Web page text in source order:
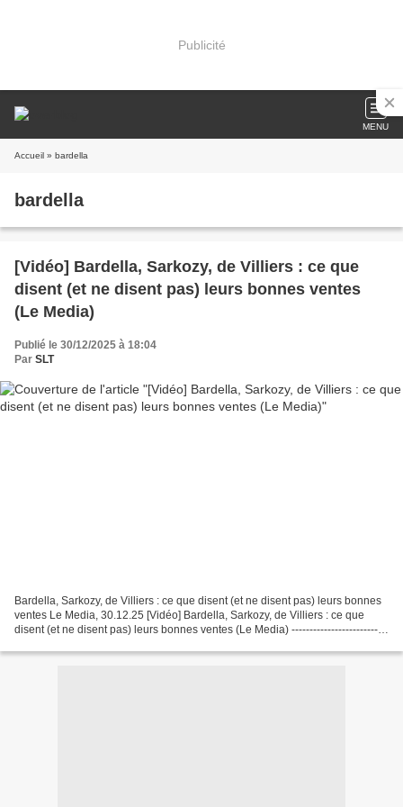
Publicité
MENU
Accueil » bardella
bardella
[Vidéo] Bardella, Sarkozy, de Villiers : ce que
disent (et ne disent pas) leurs bonnes ventes
(Le Media)
Publié le 30/12/2025 à 18:04
Par SLT
Bardella, Sarkozy, de Villiers : ce que disent (et ne disent pas) leurs bonnes
ventes Le Media, 30.12.25 [Vidéo] Bardella, Sarkozy, de Villiers : ce que
disent (et ne disent pas) leurs bonnes ventes (Le Media) ---------------------------